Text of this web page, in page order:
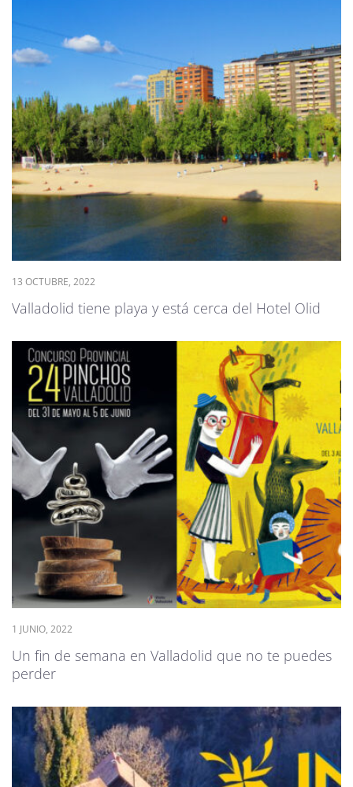
13 OCTUBRE, 2022
Valladolid tiene playa y está cerca del Hotel Olid
1 JUNIO, 2022
Un fin de semana en Valladolid que no te puedes
perder